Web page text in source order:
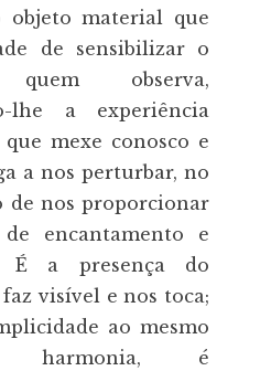
objeto material que
de sensibilizar o
observa,
lhe a experiência
mexe conosco e
a nos perturbar, no
de nos proporcionar
encantamento e
É a presença do
visível e nos toca;
ao mesmo
harmonia, é